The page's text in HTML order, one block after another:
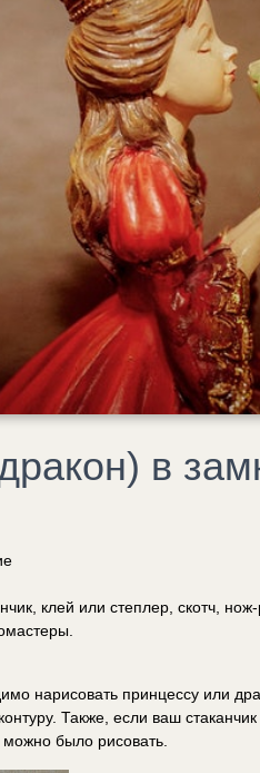
в
клей или степлер, скотч,
нарисовать принцессу или
Также, если ваш стаканчик
было рисовать.